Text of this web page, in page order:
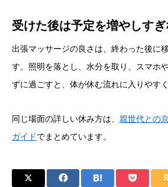
受けた後は予定を増やしす
出張マッサージの良さは、終わった後に
す。照明を落とし、水分を取り、スマホ
ずに過ごすと、体が休む流れに入りやすく
同じ場面の詳しい休み方は、 親世代との
ガイドでまとめています。